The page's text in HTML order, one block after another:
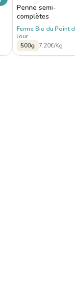
Penne semi-
complètes
Ferme Bio du Point
Jour
500g
7,20€/Kg